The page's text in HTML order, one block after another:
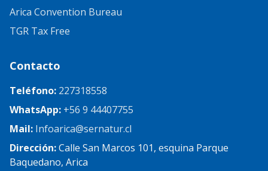
Arica Convention Bureau
TGR Tax Free
Contacto
Teléfono: 227318558
WhatsApp: +56 9 44407755
Mail: Infoarica@sernatur.cl
Dirección:Calle San Marcos 101, esquina Parque
Baquedano, Arica